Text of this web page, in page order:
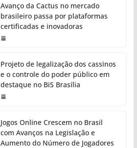
Avanço da Cactus no mercado
brasileiro passa por plataformas
certificadas e inovadoras
Projeto de legalização dos cassinos
e o controle do poder público em
destaque no BiS Brasília
Jogos Online Crescem no Brasil
com Avanços na Legislação e
Aumento do Número de Jogadores